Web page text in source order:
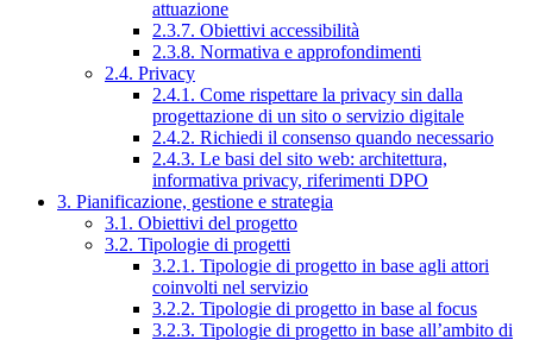
attuazione
2.3.7. Obiettivi accessibilità
2.3.8. Normativa e approfondimenti
2.4. Privacy
2.4.1. Come rispettare la privacy sin dalla
progettazione di un sito o servizio digitale
2.4.2. Richiedi il consenso quando necessario
2.4.3. Le basi del sito web: architettura,
informativa privacy, riferimenti DPO
3. Pianificazione, gestione e strategia
3.1. Obiettivi del progetto
3.2. Tipologie di progetti
3.2.1. Tipologie di progetto in base agli attori
coinvolti nel servizio
3.2.2. Tipologie di progetto in base al focus
3.2.3. Tipologie di progetto in base all’ambito di